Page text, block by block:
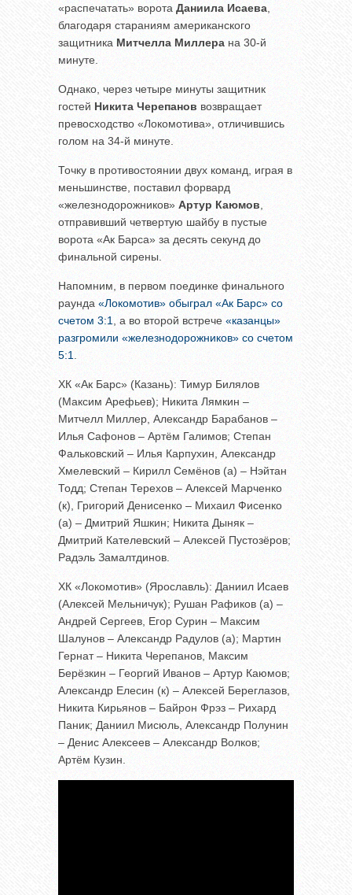
«распечатать» ворота Даниила Исаева
благодаря стараниям американского
защитника Митчелла Миллера на 30-й
минуте.
Однако, через четыре минуты защитник
гостей Никита Черепанов возвращает
превосходство «Локомотива», отличившись
голом на 34-й минуте.
Точку в противостоянии двух команд, играя в
меньшинстве, поставил форвард
«железнодорожников» Артур Каюмов
отправивший четвертую шайбу в пустые
ворота «Ак Барса» за десять секунд до
финальной сирены.
Напомним, в первом поединке финального
раунда «Локомотив» обыграл «Ак Барс» со
счетом 3:1
, а во второй встрече «казанцы»
разгромили «железнодорожников» со счетом
5:1
ХК «Ак Барс» (Казань): Тимур Билялов
(Максим Арефьев); Никита Лямкин –
Митчелл Миллер, Александр Барабанов –
Илья Сафонов – Артём Галимов; Степан
Фальковский – Илья Карпухин, Александр
Хмелевский – Кирилл Семёнов (а) – Нэйтан
Тодд; Степан Терехов – Алексей Марченко
(к), Григорий Денисенко – Михаил Фисенко
(а) – Дмитрий Яшкин; Никита Дыняк –
Дмитрий Кателевский – Алексей Пустозёров;
Радэль Замалтдинов.
ХК «Локомотив» (Ярославль): Даниил Исаев
(Алексей Мельничук); Рушан Рафиков (а) –
Андрей Сергеев, Егор Сурин – Максим
Шалунов – Александр Радулов (а); Мартин
Гернат – Никита Черепанов, Максим
Берёзкин – Георгий Иванов – Артур Каюмов;
Александр Елесин (к) – Алексей Береглазов,
Никита Кирьянов – Байрон Фрэз – Рихард
Паник; Даниил Мисюль, Александр Полунин
– Денис Алексеев – Александр Волков;
Артём Кузин.